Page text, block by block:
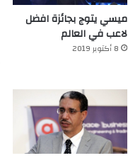
ميسي يتوج بجائزة افضل
لاعب في العالم‎
8 أكتوبر 2019